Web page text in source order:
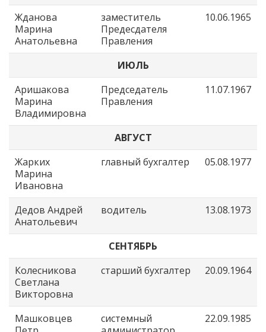
Жданова
Марина
Анатольевна
заместитель
Предесдателя
Правления
10.06.1965
ИЮЛЬ
Аришакова
Марина
Владимировна
Председатель
Правления
11.07.1967
АВГУСТ
Жарких
Марина
Ивановна
главный бухгалтер 05.08.1977
Дедов Андрей
Анатольевич
водитель 13.08.1973
СЕНТЯБРЬ
Колесникова
Светлана
Викторовна
старший бухгалтер 20.09.1964
Машковцев
системный
22.09.1985